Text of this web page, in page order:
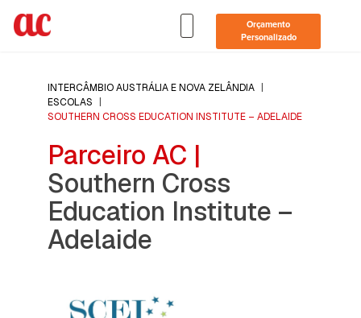
Orçamento
Personalizado
INTERCÂMBIO AUSTRÁLIA E NOVA ZELÂNDIA
ESCOLAS
SOUTHERN CROSS EDUCATION INSTITUTE – ADELAIDE
Parceiro AC |
Southern Cross
Education Institute –
Adelaide